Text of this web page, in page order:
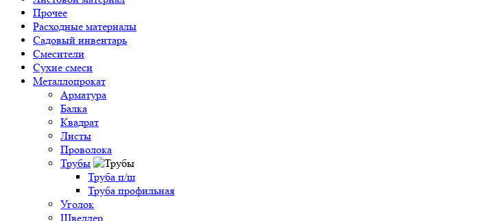
Прочее
Расходные материалы
Садовый инвентарь
Смесители
Сухие смеси
Металлопрокат
Арматура
Балка
Квадрат
Листы
Проволока
Трубы
Труба п/ш
Труба профильная
Уголок
Швеллер